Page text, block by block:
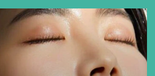
damage.